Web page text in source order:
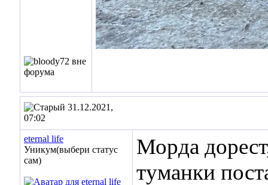
31.12.2021,
07:02
eternal life
Уникум(выбери статус
сам)
Морда
туманки